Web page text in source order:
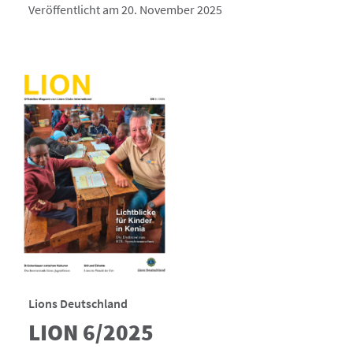
Veröffentlicht am 20. November 2025
Lions Deutschland
LION 6/2025